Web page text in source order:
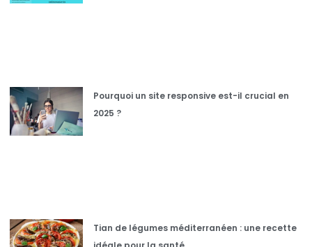
Pourquoi un site responsive est-il crucial en
2025 ?
Tian de légumes méditerranéen : une recette